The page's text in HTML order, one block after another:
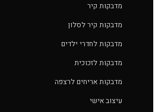
מדבקות קיר
מדבקות קיר לסלון
מדבקות לחדרי ילדים
מדבקות לזכוכית
מדבקות אריחים לרצפה
עיצוב אישי